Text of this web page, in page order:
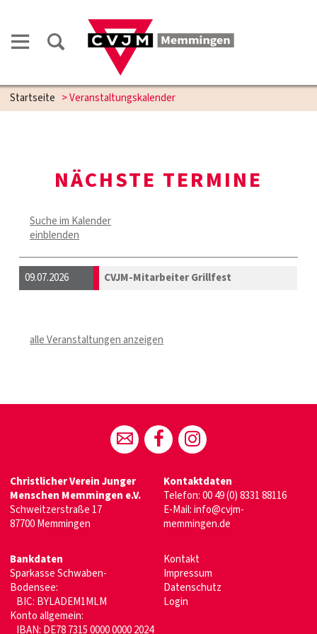
Startseite > Veranstaltungskalender
NÄCHSTE TERMINE
Suche im Kalender
einblenden
09.07.2026 CVJM-Mitarbeiter Grillfest
alle Veranstaltungen anzeigen
Christlicher Verein Junger
Menschen Memmingen e.V.
Schweitzerstraße 17
87700 Memmingen
Kontaktdaten
Telefon:00 49 (0) 8331 88116
E-Mail:info@cvjm-
memmingen.de
Bankdaten
Sparkasse Schwaben-
Bodensee:
BIC: BYLADEM1MLM
Konto allgemein:
IBAN: DE78 7315 0000 0000 2024
Kontakt
Impressum
Datenschutz
Login